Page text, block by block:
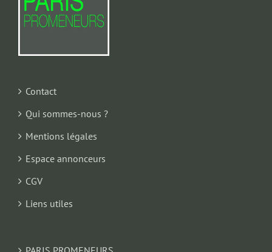
Contact
Qui sommes-nous ?
Mentions légales
Espace annonceurs
CGV
Liens utiles